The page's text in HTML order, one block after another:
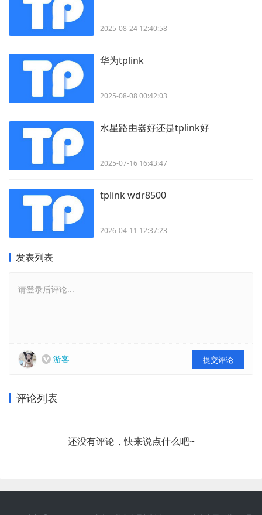
2025-08-24 12:40:58
华为tplink
2025-08-08 00:42:03
水星路由器好还是tplink好
2025-07-16 16:43:47
tplink wdr8500
2026-04-11 12:37:23
发表列表
请登录后评论...
游客 提交评论
评论列表
还没有评论，快来说点什么吧~